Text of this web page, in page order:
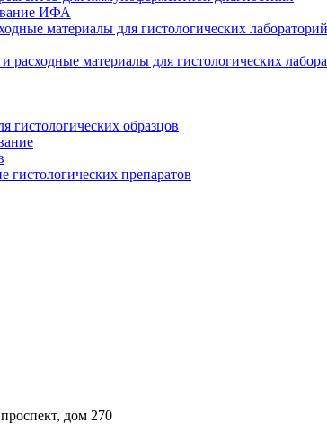
ИФА
материалы для гистологических лабораторий
расходные материалы для гистологических
гистологических образцов
гистологических препаратов
дом 270